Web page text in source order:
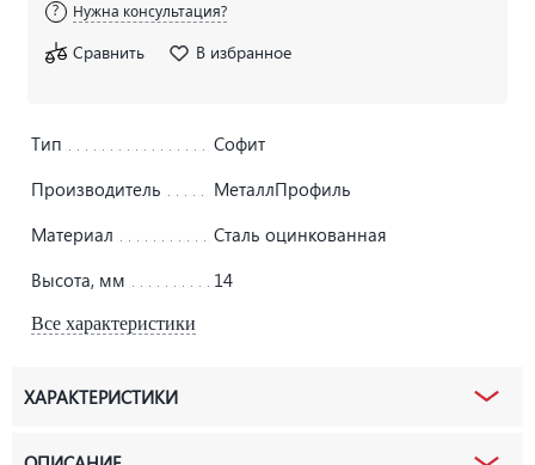
Нужна консультация?
Сравнить В избранное
Тип
Софит
Производитель
МеталлПрофиль
Материал
Сталь оцинкованная
Высота, мм
14
Все характеристики
ХАРАКТЕРИСТИКИ